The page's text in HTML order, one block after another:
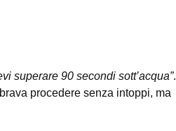
superare 90 secondi sott’acqua”.
procedere senza intoppi, ma